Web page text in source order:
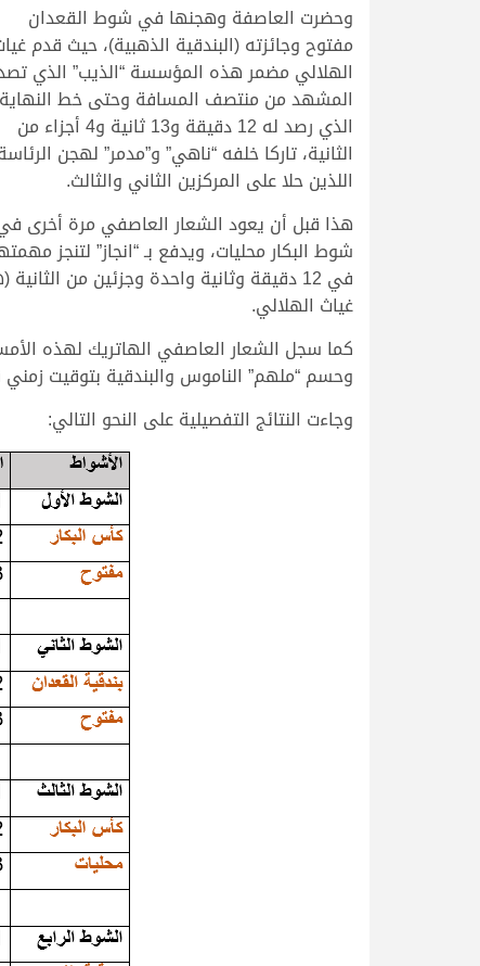
وحضرت العاصفة وهجنها في شوط القعدان
مفتوح وجائزته (البندقية الذهبية)، حيث قدم
الهلالي مضمر هذه المؤسسة “الذيب” الذي
المشهد من منتصف المسافة وحتى خط النهاية
الذي رصد له 12 دقيقة و13 ثانية و4 أجزاء من
الثانية، تاركا خلفه “ناهي” و”مدمر” لهجن
اللذين حلا على المركزين الثاني والثالث.
هذا قبل أن يعود الشعار العاصفي مرة أخرى
شوط البكار محليات، ويدفع بـ “انجاز” لتنجز
في 12 دقيقة وثانية واحدة وجزئين من
غياث الهلالي.
كما سجل الشعار العاصفي الهاتريك لهذه
وحسم “ملهم” الناموس والبندقية بتوقيت زمني قدره 12.23.1
وجاءت النتائج التفصيلية على النحو التالي: